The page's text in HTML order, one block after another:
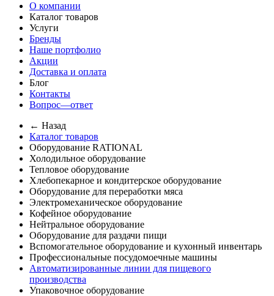
О компании
Каталог товаров
Услуги
Бренды
Наше портфолио
Акции
Доставка и оплата
Блог
Контакты
Вопрос—ответ
← Назад
Каталог товаров
Оборудование RATIONAL
Холодильное оборудование
Тепловое оборудование
Хлебопекарное и кондитерское оборудование
Оборудование для переработки мяса
Электромеханическое оборудование
Кофейное оборудование
Нейтральное оборудование
Оборудование для раздачи пищи
Вспомогательное оборудование и кухонный инвентарь
Профессиональные посудомоечные машины
Автоматизированные линии для пищевого
производства
Упаковочное оборудование